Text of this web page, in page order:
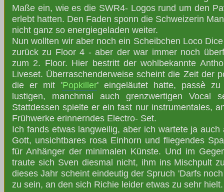
Maße ein, wie es die SWR4- Logos rund um den
erlebt hatten. Den Faden sponn die Schweizerin
nicht ganz so energiegeladen weiter.
Nun wollten wir aber noch ein Scheibchen Loco
zurück zu Floor 4 - aber der war immer noch
zum 2. Floor. Hier bestritt der wohlbekannte
Liveset. Überraschenderweise scheint die Zeit der
die er mit 'Popkiller' eingeläutet hatte, passè
lustigen, manchmal auch grenzwertigen Vocal
Stattdessen spielte er ein fast nur instrumentales,
Frühwerke erinnerndes Electro- Set.
Ich fands etwas langweilig, aber ich wartete ja
Gott, unsichtbares rosa Einhorn und fliegendes
für Anhänger der minimalen Künste. Und im
traute sich Sven diesmal nicht, ihm ins Mischpult
dieses Jahr scheint eindeutig der Spruch 'Darfs
zu sein, an den sich Richie leider etwas zu sehr